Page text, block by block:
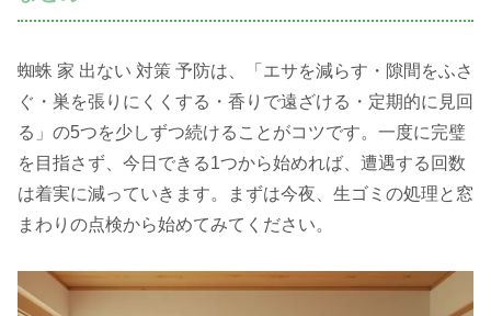
蜘蛛 家 出ない 対策 予防は、「エサを減らす・隙間をふさ
ぐ・巣を張りにくくする・香りで遠ざける・定期的に見回
る」の5つを少しずつ続けることがコツです。一度に完璧
を目指さず、今日できる1つから始めれば、遭遇する回数
は着実に減っていきます。まずは今夜、生ゴミの処理と窓
まわりの点検から始めてみてください。